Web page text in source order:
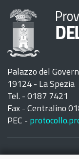
Palazzo del
19124 - La Spezia
Tel. - 0187 7421
Fax - Centralino
PEC -